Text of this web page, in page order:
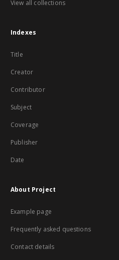
View all collections
Indexes
Title
Creator
Contributor
Subject
Coverage
Publisher
Date
About Project
Example page
Frequently asked questions
Contact details